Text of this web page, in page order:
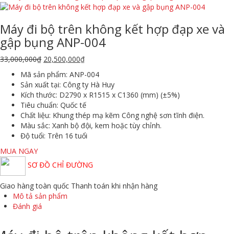
Máy đi bộ trên không kết hợp đạp xe và
gập bụng ANP-004
33,000,000₫ 20,500,000₫
Mã sản phẩm: ANP-004
Sản xuất tại: Công ty Hà Huy
Kích thước: D2790 x R1515 x C1360 (mm) (±5%)
Tiêu chuẩn: Quốc tế
Chất liệu: Khung thép mạ kẽm Công nghệ sơn tĩnh điện.
Màu sắc: Xanh bộ đội, kem hoặc tùy chỉnh.
Độ tuổi: Trên 16 tuổi
MUA NGAY
SƠ ĐỒ CHỈ ĐƯỜNG
Giao hàng toàn quốc Thanh toán khi nhận hàng
Mô tả sản phẩm
Đánh giá